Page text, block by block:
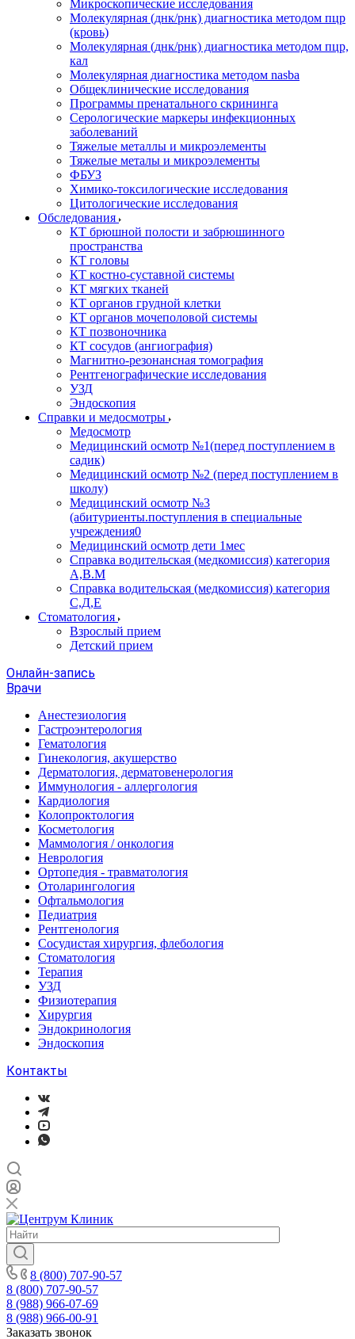
Микроскопические исследования
Молекулярная (днк/рнк) диагностика методом пцр
(кровь)
Молекулярная (днк/рнк) диагностика методом пцр,
кал
Молекулярная диагностика методом nasba
Общеклинические исследования
Программы пренатального скрининга
Серологические маркеры инфекционных
заболеваний
Тяжелые металлы и микроэлементы
Тяжелые металы и микроэлементы
ФБУЗ
Химико-токсилогические исследования
Цитологические исследования
Обследования
КТ брюшной полости и забрюшинного
пространства
КТ головы
КТ костно-суставной системы
КТ мягких тканей
КТ органов грудной клетки
КТ органов мочеполовой системы
КТ позвоночника
КТ сосудов (ангиография)
Магнитно-резонансная томография
Рентгенографические исследования
УЗД
Эндоскопия
Справки и медосмотры
Медосмотр
Медицинский осмотр №1(перед поступлением в
садик)
Медицинский осмотр №2 (перед поступлением в
школу)
Медицинский осмотр №3
(абитуриенты.поступления в специальные
учреждения0
Медицинский осмотр дети 1мес
Справка водительская (медкомиссия) категория
А,В.М
Справка водительская (медкомиссия) категория
С,Д,Е
Стоматология
Взрослый прием
Детский прием
Онлайн-запись
Врачи
Анестезиология
Гастроэнтерология
Гематология
Гинекология, акушерство
Дерматология, дерматовенерология
Иммунология - аллергология
Кардиология
Колопроктология
Косметология
Маммология / онкология
Неврология
Ортопедия - травматология
Отоларингология
Офтальмология
Педиатрия
Рентгенология
Сосудистая хирургия, флебология
Стоматология
Терапия
УЗД
Физиотерапия
Хирургия
Эндокринология
Эндоскопия
Контакты
8 (800) 707-90-57
8 (800) 707-90-57
8 (988) 966-07-69
8 (988) 966-00-91
Заказать звонок